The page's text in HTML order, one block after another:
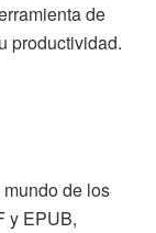
de
productividad.
de los
y EPUB,